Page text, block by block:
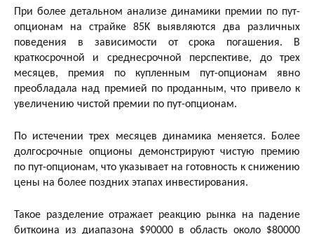
При более детальном анализе динамики премии по пут-
опционам на страйке 85K выявляются два различных
поведения в зависимости от срока погашения. В
краткосрочной и среднесрочной перспективе, до трех
месяцев, премия по купленным пут-опционам явно
преобладала над премией по проданным, что привело к
увеличению чистой премии по пут-опционам.
По истечении трех месяцев динамика меняется. Более
долгосрочные опционы демонстрируют чистую премию
по пут-опционам, что указывает на готовность к снижению
цены на более поздних этапах инвестирования.
Такое разделение отражает реакцию рынка на падение
биткоина из диапазона $90000 в область около $80000